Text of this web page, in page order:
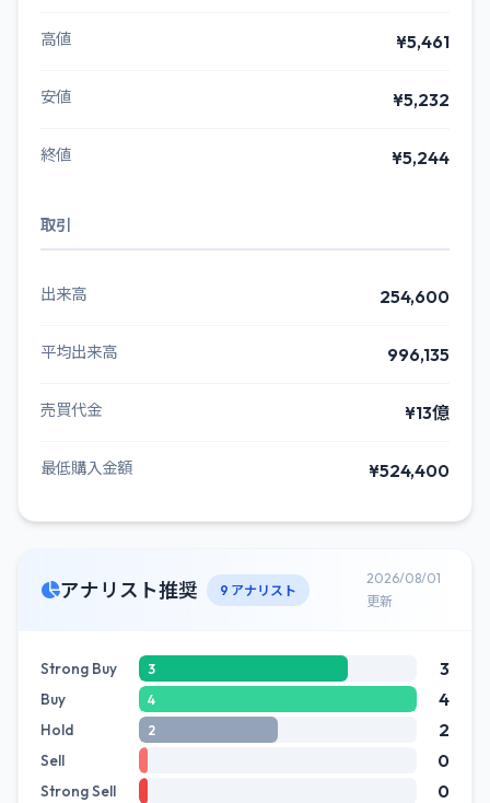
高値 ¥5,461
安値 ¥5,232
終値 ¥5,244
取引
出来高 254,600
平均出来高 996,135
売買代金 ¥13億
最低購入金額 ¥524,400
アナリスト推奨 9 アナリスト
2026/08/01
更新
Strong Buy 3 3
Buy 4 4
Hold 2 2
Sell 0
Strong Sell 0